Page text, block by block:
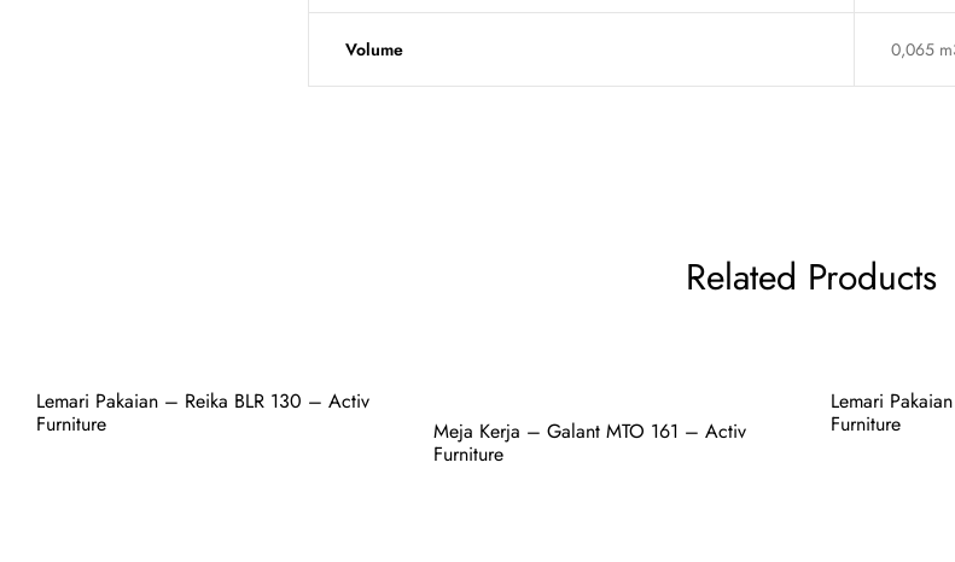
Volume 0,065
Related Products
Lemari Pakaian – Reika BLR 130 – Activ
Furniture
Meja Kerja – Galant MTO 161 – Activ
Furniture
Lemari
Furniture